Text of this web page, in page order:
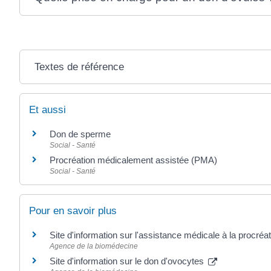
Textes de référence
Et aussi
Don de sperme
Social - Santé
Procréation médicalement assistée (PMA)
Social - Santé
Pour en savoir plus
Site d'information sur l'assistance médicale à la
Agence de la biomédecine
Site d'information sur le don d'ovocytes